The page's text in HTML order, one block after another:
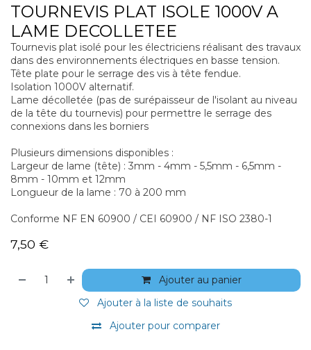
TOURNEVIS PLAT ISOLE 1000V A
LAME DECOLLETEE
Tournevis plat isolé pour les électriciens réalisant des travaux
dans des environnements électriques en basse tension.
Tête plate pour le serrage des vis à tête fendue.
Isolation 1000V alternatif.
Lame décolletée (pas de surépaisseur de l'isolant au niveau
de la tête du tournevis) pour permettre le serrage des
connexions dans les borniers
Plusieurs dimensions disponibles :
Largeur de lame (tête) : 3mm - 4mm - 5,5mm - 6,5mm -
8mm - 10mm et 12mm
Longueur de la lame : 70 à 200 mm
Conforme NF EN 60900 / CEI 60900 / NF ISO 2380-1
7,50 €
Ajouter au panier
Ajouter pour comparer
Ajouter à la liste de souhaits